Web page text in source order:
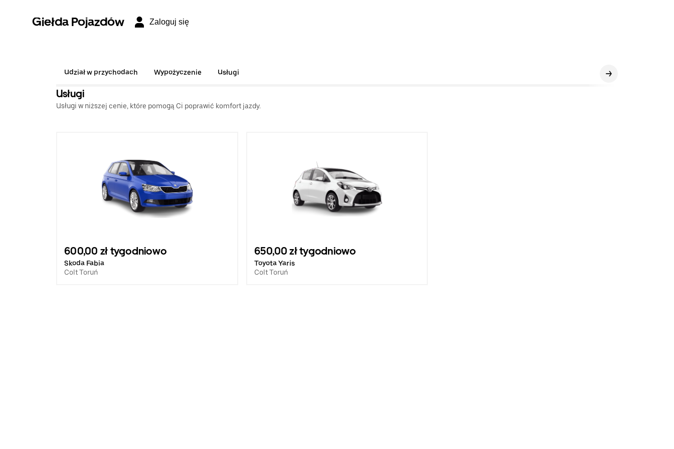
Giełda Pojazdów Zaloguj się
Udział w przychodach Wypożyczenie Usługi
Usługi
Usługi w niższej cenie, które pomogą Ci poprawić komfort jazdy.
600,00 zł tygodniowo
Skoda Fabia
Colt Toruń
650,00 zł tygodniowo
Toyota Yaris
Colt Toruń